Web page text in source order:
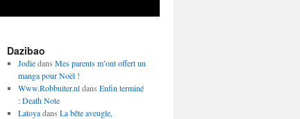
Dazibao
Jodiedans Mes parents m’ont offert un
manga pour Noël !
Www.Robbuiter.nldans Enfin terminé
: Death Note
Latoyadans La bête aveugle,